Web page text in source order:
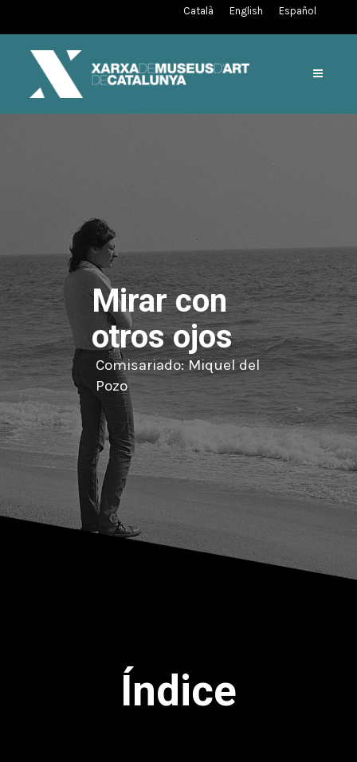
Català English Español
Mirar con
otros ojos
Comisariado: Miquel del
Pozo
Índice